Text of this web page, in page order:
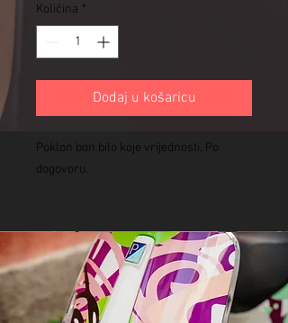
Količina *
Dodaj u košaricu
Poklon bon bilo koje vrijednosti. Po
dogovoru.